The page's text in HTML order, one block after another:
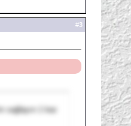
#3
sağlayın 1 kac